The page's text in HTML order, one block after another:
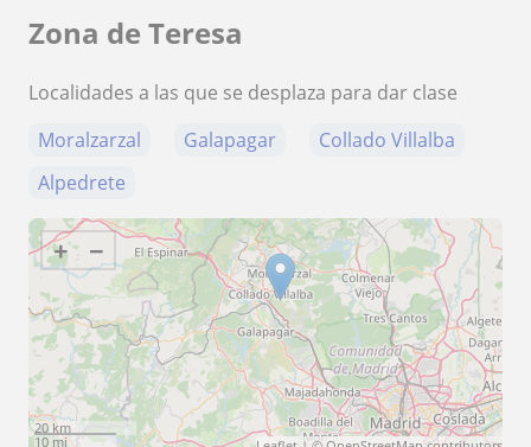
Zona de Teresa
Localidades a las que se desplaza para dar clase
Moralzarzal
Galapagar
Collado Villalba
Alpedrete
+ −
20 km
10 mi